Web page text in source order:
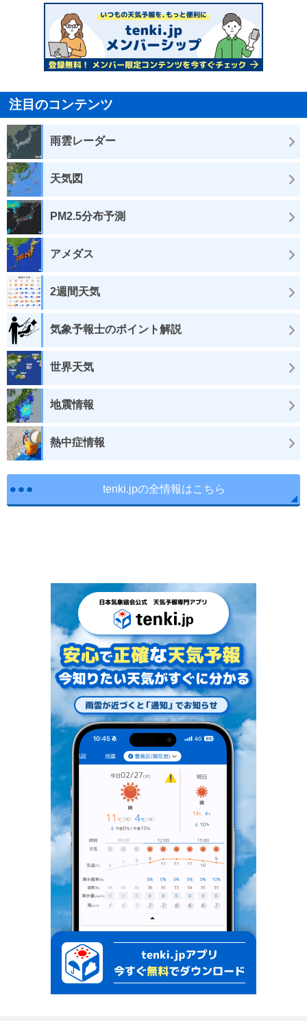
注目のコンテンツ
雨雲レーダー
天気図
PM2.5分布予測
アメダス
2週間天気
気象予報士のポイント解説
世界天気
地震情報
熱中症情報
tenki.jpの全情報はこちら